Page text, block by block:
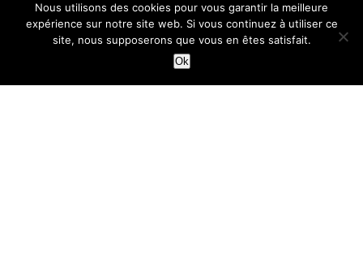
Nous utilisons des cookies pour vous garantir la meilleure
expérience sur notre site web. Si vous continuez à utiliser ce
site, nous supposerons que vous en êtes satisfait.
Ok